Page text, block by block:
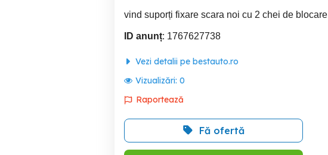
vind suporți fixare scara noi cu 2 chei de blocare
ID anunț: 1767627738
Vezi detalii pe bestauto.ro
Vizualizări: 0
Raportează
Fă ofertă